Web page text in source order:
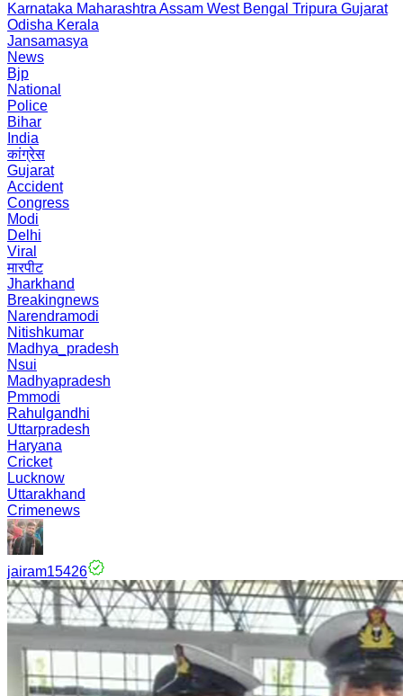
Karnataka Maharashtra Assam West Bengal Tripura Gujarat
Odisha Kerala
Jansamasya
News
Bjp
National
Police
Bihar
India
कांग्रेस
Gujarat
Accident
Congress
Modi
Delhi
Viral
मारपीट
Jharkhand
Breakingnews
Narendramodi
Nitishkumar
Madhya_pradesh
Nsui
Madhyapradesh
Pmmodi
Rahulgandhi
Uttarpradesh
Haryana
Cricket
Lucknow
Uttarakhand
Crimenews
jairam15426